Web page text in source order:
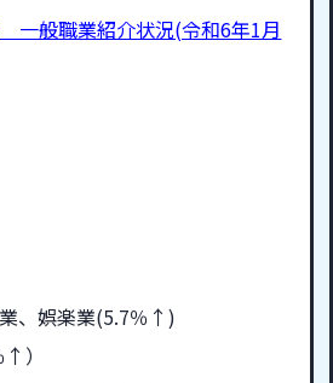
般職業紹介状況(令和6年1月
、娯楽業(5.7％↑)
）